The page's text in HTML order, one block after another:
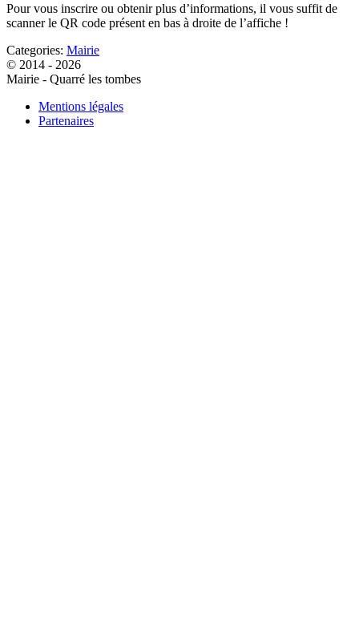
Pour vous inscrire ou obtenir plus d’informations, il vous suffit de
scanner le QR code présent en bas à droite de l’affiche !
Categories: Mairie
© 2014 - 2026
Mairie - Quarré les tombes
Mentions légales
Partenaires